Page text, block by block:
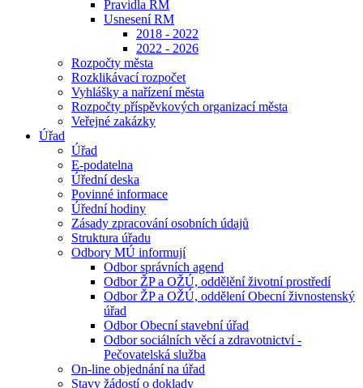
Pravidla RM
Usnesení RM
2018 - 2022
2022 - 2026
Rozpočty města
Rozklikávací rozpočet
Vyhlášky a nařízení města
Rozpočty příspěvkových organizací města
Veřejné zakázky
Úřad
Úřad
E-podatelna
Úřední deska
Povinné informace
Úřední hodiny
Zásady zpracování osobních údajů
Struktura úřadu
Odbory MÚ informují
Odbor správních agend
Odbor ŽP a OŽÚ, oddělění životní prostředí
Odbor ŽP a OŽÚ, oddělení Obecní živnostenský
úřad
Odbor Obecní stavební úřad
Odbor sociálních věcí a zdravotnictví -
Pečovatelská služba
On-line objednání na úřad
Stavy žádostí o doklady